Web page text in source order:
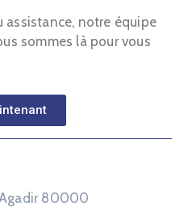
notre équipe
sommes là pour vous
Agadir 80000